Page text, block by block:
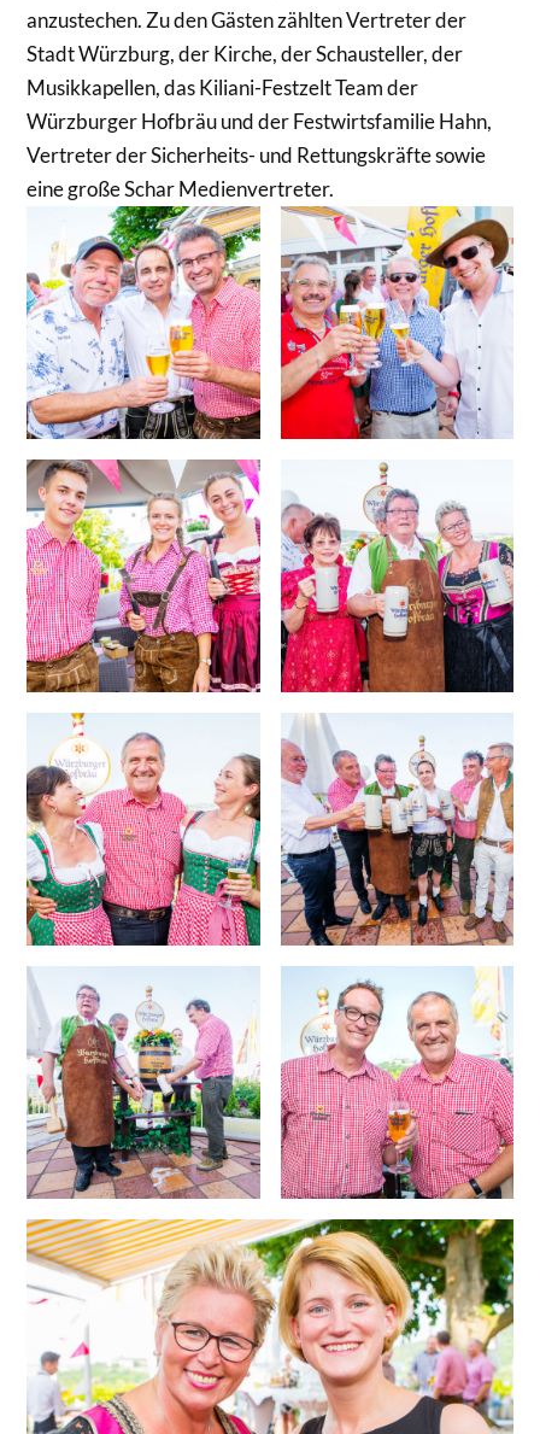
anzustechen. Zu den Gästen zählten Vertreter der
Stadt Würzburg, der Kirche, der Schausteller, der
Musikkapellen, das Kiliani-Festzelt Team der
Würzburger Hofbräu und der Festwirtsfamilie Hahn,
Vertreter der Sicherheits- und Rettungskräfte sowie
eine große Schar Medienvertreter.